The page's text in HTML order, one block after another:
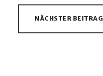
NÄCHSTER BEITRAG